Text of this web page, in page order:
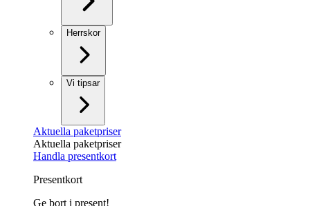
Herrskor
Vi tipsar
Aktuella paketpriser
Aktuella paketpriser
Handla presentkort
Presentkort
Ge bort i present!